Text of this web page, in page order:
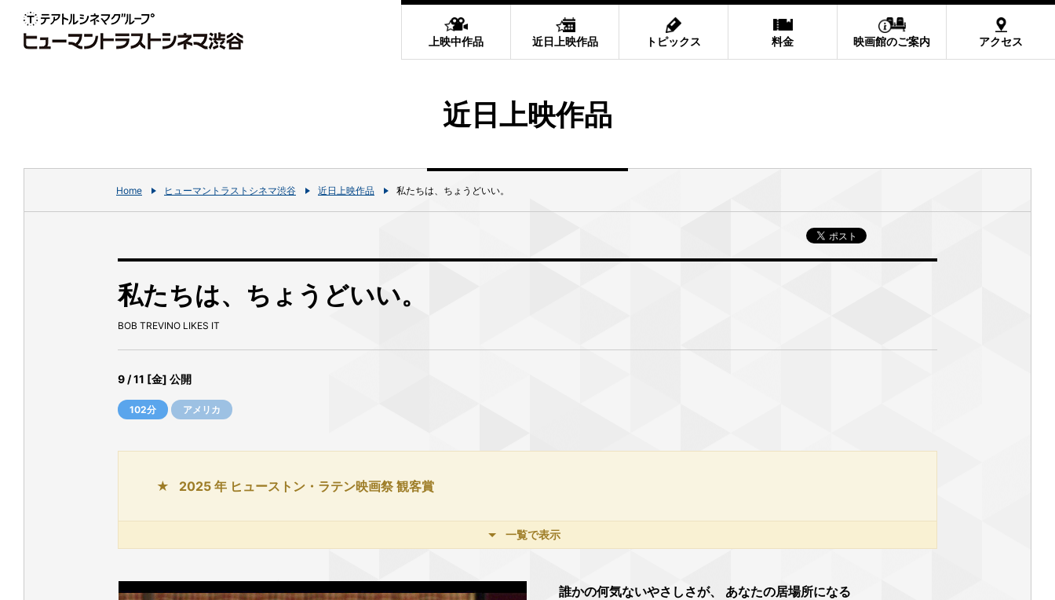
上映中作品 近日上映作品 トピックス 料金 映画館のご案内 アクセス
近日上映作品
Home ヒューマントラストシネマ渋谷 近日上映作品 私たちは、ちょうどいい。
私たちは、ちょうどいい。
BOB TREVINO LIKES IT
9 / 11 [金] 公開
102分 アメリカ
2025 年 ヒューストン・ラテン映画祭 観客賞
一覧で表示
誰かの何気ないやさしさが、 あなたの居場所になる